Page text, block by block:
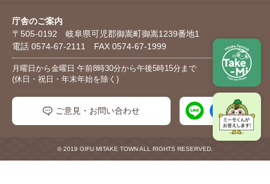
庁舎のご案内
〒505-0192 岐阜県可児郡御嵩町御嵩1239番地1
電話 0574-67-2111 FAX 0574-67-1999
月曜日から金曜日 午前8時30分から午後5時15分まで
(休日・祝日・年末年始を除く)
ご意見・お問い合わせ
© 2019 GIFU MITAKE TOWN ALL RIGHTS RESERVED.